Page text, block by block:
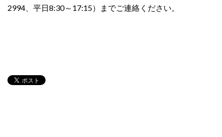
2994、平日8:30～17:15）までご連絡ください。